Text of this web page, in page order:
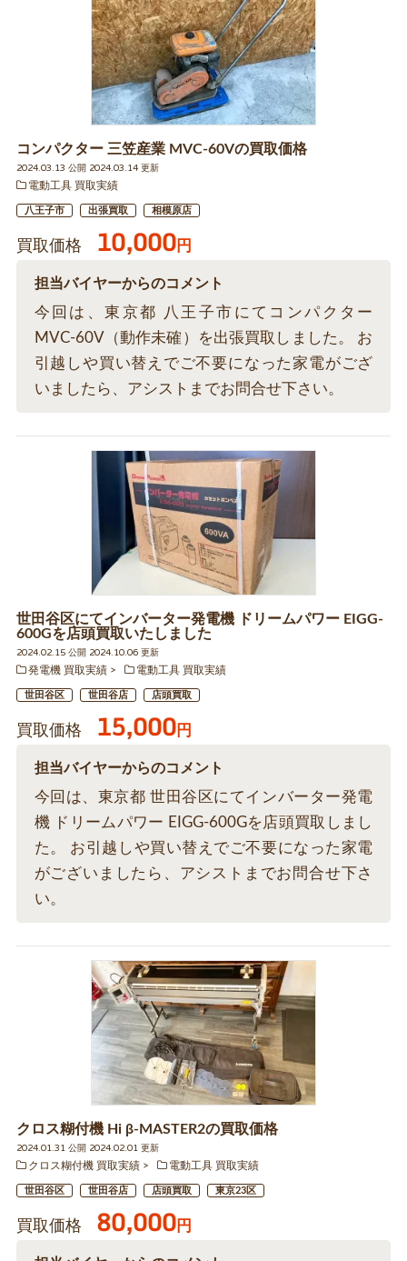
コンパクター 三笠産業 MVC-60Vの買取価格
2024.03.13 公開 2024.03.14 更新
電動工具 買取実績
八王子市 出張買取 相模原店
買取価格 10,000円
担当バイヤーからのコメント
今回は、東京都 八王子市にてコンパクター
MVC-60V（動作未確）を出張買取しました。 お
引越しや買い替えでご不要になった家電がござ
いましたら、アシストまでお問合せ下さい。
世田谷区にてインバーター発電機 ドリームパワー EIGG-
600Gを店頭買取いたしました
2024.02.15 公開 2024.10.06 更新
発電機 買取実績
電動工具 買取実績
世田谷区 世田谷店 店頭買取
買取価格 15,000円
担当バイヤーからのコメント
今回は、東京都 世田谷区にてインバーター発電
機 ドリームパワー EIGG-600Gを店頭買取しまし
た。 お引越しや買い替えでご不要になった家電
がございましたら、アシストまでお問合せ下さ
い。
クロス糊付機 Hi β-MASTER2の買取価格
2024.01.31 公開 2024.02.01 更新
クロス糊付機 買取実績
電動工具 買取実績
世田谷区 世田谷店 店頭買取 東京23区
買取価格 80,000円